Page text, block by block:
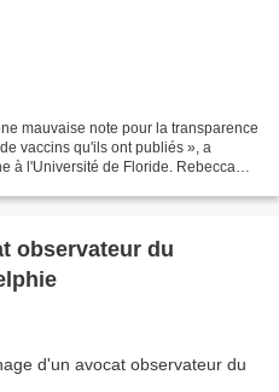
mauvaise note pour la transparence
vaccins qu'ils ont publiés », a
à l'Université de Floride. Rebecca
observateur du